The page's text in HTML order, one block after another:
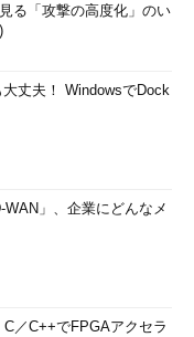
る「攻撃の高度化」のい
丈夫！ WindowsでDock
」、企業にどんなメ
／C++でFPGAアクセラ